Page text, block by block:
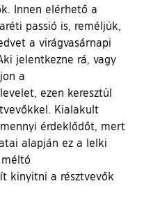
Innen elérhető a
passió is, reméljük,
a virágvasárnapi
jelentkezne rá, vagy
a
ezen keresztül
Kialakult
érdeklődőt, mert
alapján ez a lelki
kinyitni a résztvevők